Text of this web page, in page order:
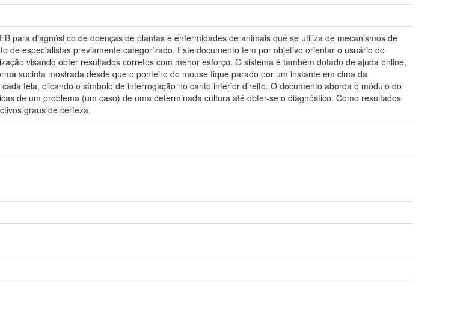
para diagnóstico de doenças de plantas e enfermidades de animais que se utiliza de mecanismos de
de especialistas previamente categorizado. Este documento tem por objetivo orientar o usuário do
visando obter resultados corretos com menor esforço. O sistema é também dotado de ajuda online,
sucinta mostrada desde que o ponteiro do mouse fique parado por um instante em cima da
tela, clicando o símbolo de interrogação no canto inferior direito. O documento aborda o módulo do
de um problema (um caso) de uma determinada cultura até obter-se o diagnóstico. Como resultados
graus de certeza.